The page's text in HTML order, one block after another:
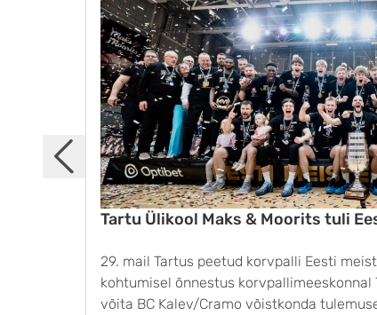
Tartu Ülikool Maks & Moorits tuli
29. mail Tartus peetud korvpalli Eesti
kohtumisel õnnestus korvpallimeeskonnal
võita BC Kalev/Cramo võistkonda